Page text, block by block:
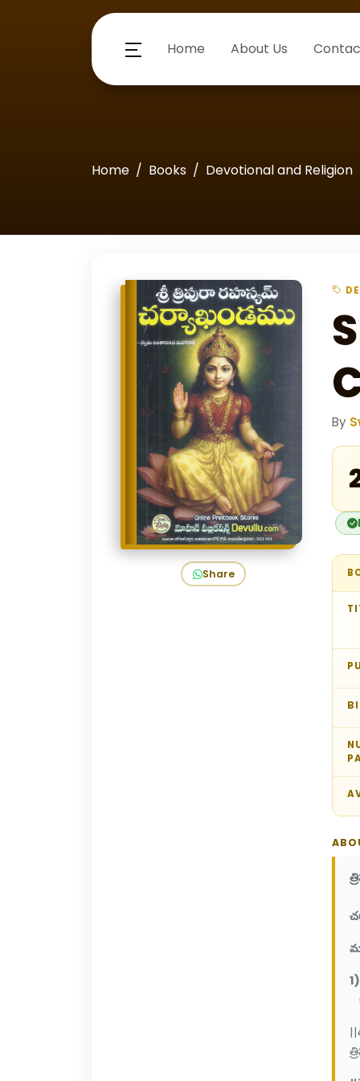
Home About Us
Home Books Devotional and Religion
Share
By